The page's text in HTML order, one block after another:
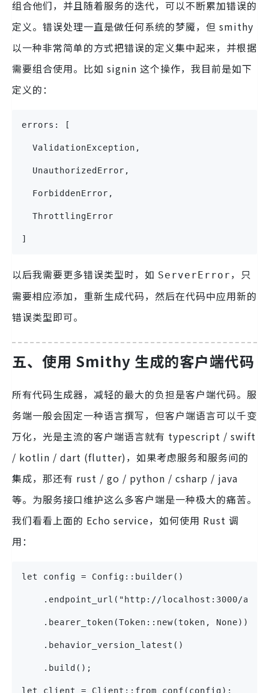
组合他们，并且随着服务的迭代，可以不断累加错误的
定义。错误处理一直是做任何系统的梦魇，但 smithy
以一种非常简单的方式把错误的定义集中起来，并根据
需要组合使用。比如 signin 这个操作，我目前是如下
定义的：
errors: [
  ValidationException,
  UnauthorizedError,
  ForbiddenError,
  ThrottlingError
]
以后我需要更多错误类型时，如 ServerError ，只
需要相应添加，重新生成代码，然后在代码中应用新的
错误类型即可。
五、 使用 Smithy 生成的客户端代码
所有代码生成器，减轻的最大的负担是客户端代码。服
务端一般会固定一种语言撰写，但客户端语言可以千变
万化，光是主流的客户端语言就有 typescript / swift
/ kotlin / dart (flutter)，如果考虑服务和服务间的
集成，那还有 rust / go / python / csharp / java
等。为服务接口维护这么多客户端是一种极大的痛苦。
我们看看上面的 Echo service，如何使用 Rust 调
用：
let config = Config::builder()
.endpoint_url("http://localhost:3000/
    .bearer_token(Token::new(token, None))
    .behavior_version_latest()
    .build();
let client = Client::from_conf(config);